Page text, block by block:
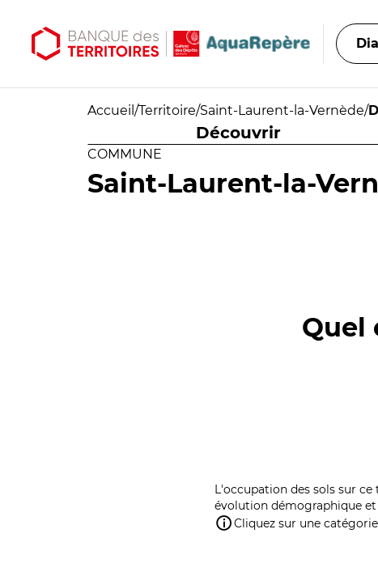
Accueil /Territoire/Saint-Laurent-la-Vernède/
Découvrir
COMMUNE
Saint-Laurent-la-
Quel
L'occupation des sols sur
évolution démographique
Cliquez sur une